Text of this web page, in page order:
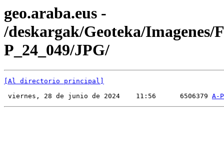
geo.araba.eus -
/deskargak/Geoteka/Imagenes/
P_24_049/JPG/
[Al directorio principal]
viernes, 28 de junio de 2024    11:56      6506379 A-